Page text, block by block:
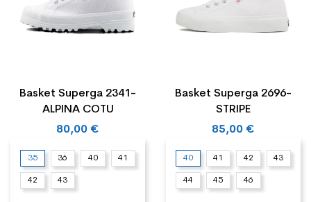
Basket Superga 2341-
ALPINA COTU
80,00 €
35 36 40 41
42 43
Basket Superga 2696-
STRIPE
85,00 €
40 41 42 43
44 45 46